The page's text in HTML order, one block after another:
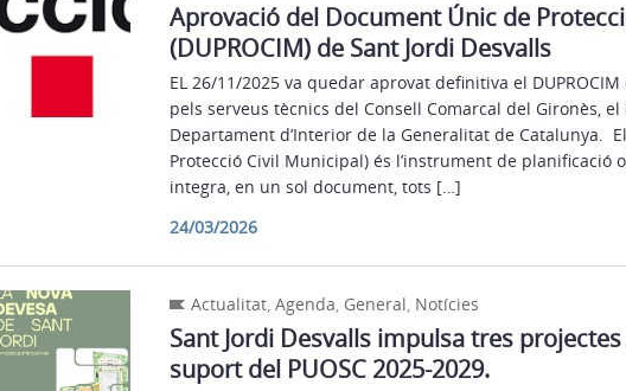
Aprovació del Document Únic de
(DUPROCIM) de Sant Jordi Desvalls
EL 26/11/2025 va quedar aprovat definitiva el
pels serveus tècnics del Consell Comarcal del Gironès,
Departament d’Interior de la Generalitat de Catalunya.
Protecció Civil Municipal) és l’instrument de planificació
integra, en un sol document, tots […]
24/03/2026
Actualitat, Agenda, General, Notícies
Sant Jordi Desvalls impulsa tres
suport del PUOSC 2025-2029.